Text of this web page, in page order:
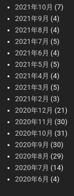
2021年10月 (7)
2021年9月 (4)
2021年8月 (4)
2021年7月 (5)
2021年6月 (4)
2021年5月 (5)
2021年4月 (4)
2021年3月 (5)
2021年2月 (3)
2020年12月 (21)
2020年11月 (30)
2020年10月 (31)
2020年9月 (30)
2020年8月 (29)
2020年7月 (14)
2020年6月 (4)